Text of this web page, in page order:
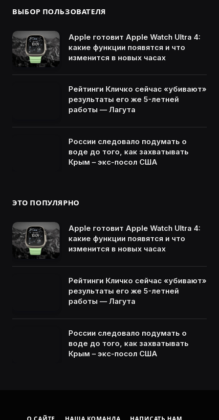
ВЫБОР ПОЛЬЗОВАТЕЛЯ
Apple готовит Apple Watch Ultra 4:
какие функции появятся и что
изменится в новых часах
Рейтинги Кличко сейчас «убивают»
результаты его же 5-летней
работы — Лагута
России следовало подумать о
воде до того, как захватывать
Крым – экс-посол США
ЭТО ПОПУЛЯРНО
Apple готовит Apple Watch Ultra 4:
какие функции появятся и что
изменится в новых часах
Рейтинги Кличко сейчас «убивают»
результаты его же 5-летней
работы — Лагута
России следовало подумать о
воде до того, как захватывать
Крым – экс-посол США